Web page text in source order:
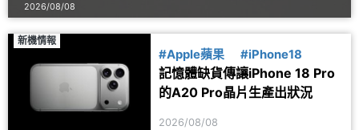
2026/08/08
新機情報
#Apple蘋果 #iPhone18
記憶體缺貨傳讓iPhone 18 Pro
的A20 Pro晶片生產出狀況
2026/08/08